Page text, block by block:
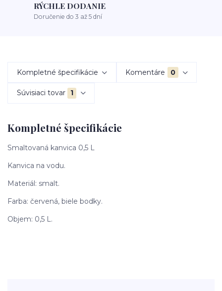
RÝCHLE DODANIE
Doručenie do 3 až 5 dní
Kompletné špecifikácie Komentáre 0
Súvisiaci tovar 1
Kompletné špecifikácie
Smaltovaná kanvica 0,5 L
Kanvica na vodu.
Materiál: smalt.
Farba: červená, biele bodky.
Objem: 0,5 L.